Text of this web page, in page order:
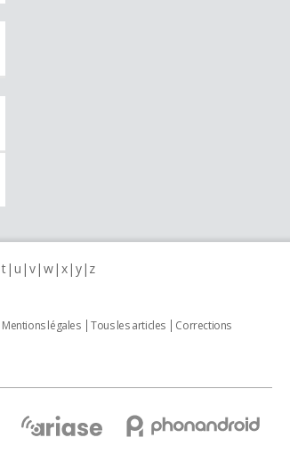
t u v w x y z
Mentions légales Tous les articles
Corrections